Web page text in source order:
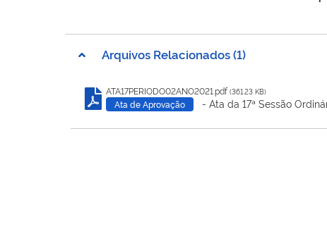
Arquivos Relacionados (1)
ATA17PERIODO02ANO2021.pdf(361.23 KB)
Ata de Aprovação - Ata da 17ª Sessão